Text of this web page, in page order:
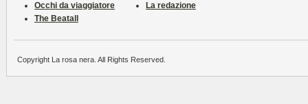
Occhi da viaggiatore
The Beatall
La redazione
Copyright La rosa nera. All Rights Reserved.